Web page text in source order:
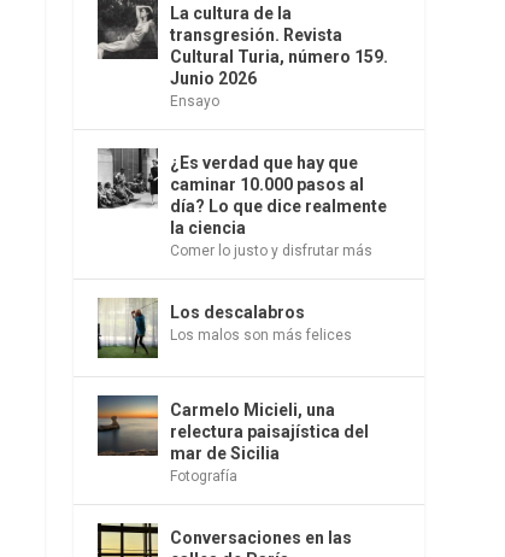
La cultura de la
transgresión. Revista
Cultural Turia, número 159.
Junio 2026
Ensayo
¿Es verdad que hay que
caminar 10.000 pasos al
día? Lo que dice realmente
la ciencia
Comer lo justo y disfrutar más
Los descalabros
Los malos son más felices
Carmelo Micieli, una
relectura paisajística del
mar de Sicilia
Fotografía
Conversaciones en las